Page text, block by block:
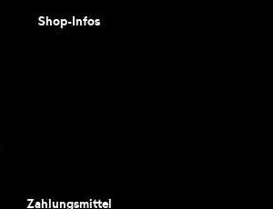
Shop-Infos
Zahlungsmittel